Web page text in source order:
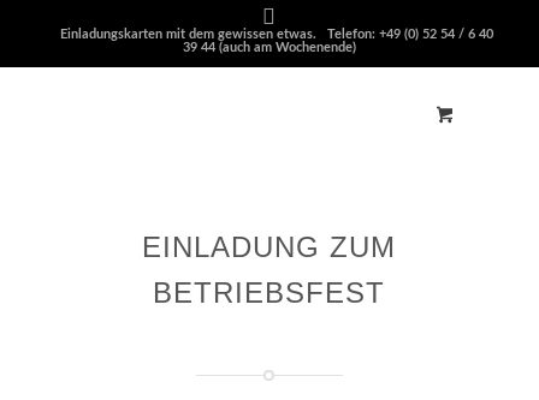
Einladungskarten mit dem gewissen etwas. Telefon: +49 (0) 52 54 / 6 40
39 44 (auch am Wochenende)
EINLADUNG ZUM
BETRIEBSFEST